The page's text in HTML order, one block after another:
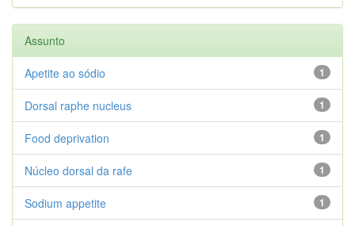
Assunto
1
Apetite ao sódio
1
Dorsal raphe nucleus
1
Food deprivation
1
Núcleo dorsal da rafe
1
Sodium appetite